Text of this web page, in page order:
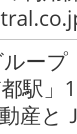
ー
駅」
産と